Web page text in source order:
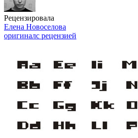
Рецензировала
Елена Новоселова
оригиналс рецензией